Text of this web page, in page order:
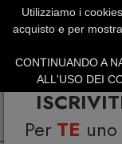
Per TE uno
Utilizziamo i
acquisto e per
CONTINUANDO A
ALL'USO DEI